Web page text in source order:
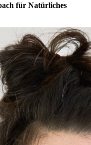
für Natürliches